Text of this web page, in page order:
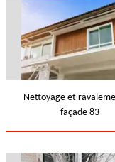
Nettoyage et
façade 83